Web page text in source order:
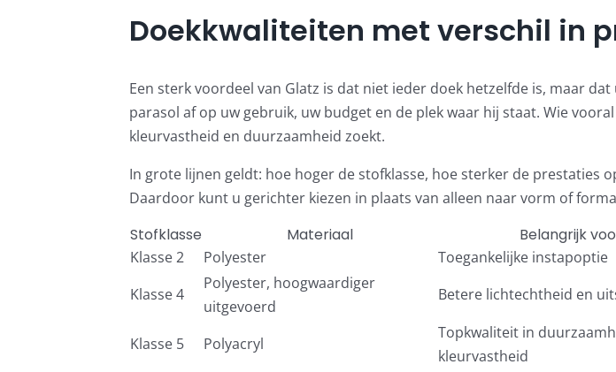
Doekkwaliteiten met verschil in
Een sterk voordeel van Glatz is dat niet ieder doek hetzelfde is, maar
parasol af op uw gebruik, uw budget en de plek waar hij staat. Wie
kleurvastheid en duurzaamheid zoekt.
In grote lijnen geldt: hoe hoger de stofklasse, hoe sterker de
Daardoor kunt u gerichter kiezen in plaats van alleen naar vorm of
Stofklasse Materiaal Belangrijk
Klasse 2 Polyester Toegankelijke instapoptie
Klasse 4
Polyester, hoogwaardiger
uitgevoerd
Betere lichtechtheid en
Klasse 5
Polyacryl
Topkwaliteit in
kleurvastheid